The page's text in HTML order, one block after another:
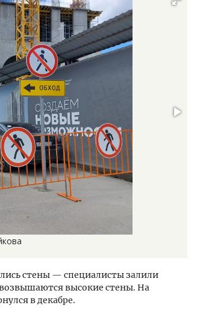
стены — специалисты залили
высокие стены. На
в декабре.